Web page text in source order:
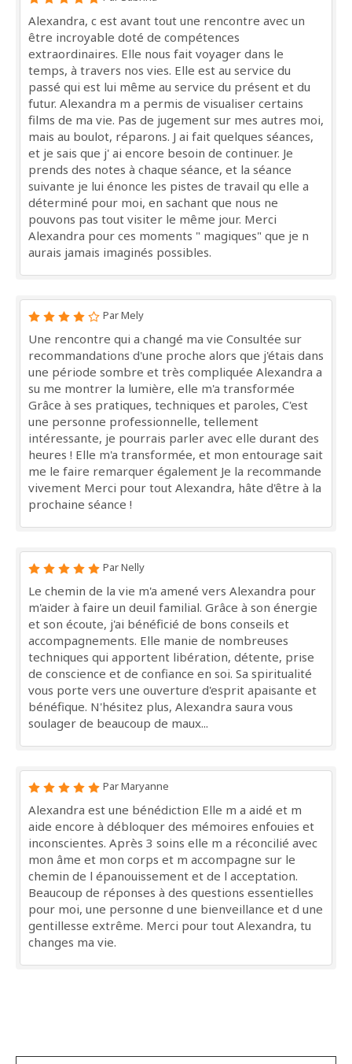
Alexandra, c est avant tout une rencontre avec un
être incroyable doté de compétences
extraordinaires. Elle nous fait voyager dans le
temps, à travers nos vies. Elle est au service du
passé qui est lui même au service du présent et du
futur. Alexandra m a permis de visualiser certains
films de ma vie. Pas de jugement sur mes autres moi,
mais au boulot, réparons. J ai fait quelques séances,
et je sais que j' ai encore besoin de continuer. Je
prends des notes à chaque séance, et la séance
suivante je lui énonce les pistes de travail qu elle a
déterminé pour moi, en sachant que nous ne
pouvons pas tout visiter le même jour. Merci
Alexandra pour ces moments " magiques" que je n
aurais jamais imaginés possibles.
Par Mely
Une rencontre qui a changé ma vie Consultée sur
recommandations d'une proche alors que j'étais dans
une période sombre et très compliquée Alexandra a
su me montrer la lumière, elle m'a transformée
Grâce à ses pratiques, techniques et paroles, C'est
une personne professionnelle, tellement
intéressante, je pourrais parler avec elle durant des
heures ! Elle m'a transformée, et mon entourage sait
me le faire remarquer également Je la recommande
vivement Merci pour tout Alexandra, hâte d'être à la
prochaine séance !
Par Nelly
Le chemin de la vie m'a amené vers Alexandra pour
m'aider à faire un deuil familial. Grâce à son énergie
et son écoute, j'ai bénéficié de bons conseils et
accompagnements. Elle manie de nombreuses
techniques qui apportent libération, détente, prise
de conscience et de confiance en soi. Sa spiritualité
vous porte vers une ouverture d'esprit apaisante et
bénéfique. N'hésitez plus, Alexandra saura vous
soulager de beaucoup de maux...
Par Maryanne
Alexandra est une bénédiction Elle m a aidé et m
aide encore à débloquer des mémoires enfouies et
inconscientes. Après 3 soins elle m a réconcilié avec
mon âme et mon corps et m accompagne sur le
chemin de l épanouissement et de l acceptation.
Beaucoup de réponses à des questions essentielles
pour moi, une personne d une bienveillance et d une
gentillesse extrême. Merci pour tout Alexandra, tu
changes ma vie.